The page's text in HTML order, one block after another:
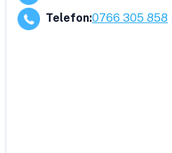
Telefon:0766 305 858